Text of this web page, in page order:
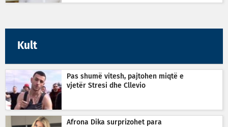
Kult
Pas shumë vitesh, pajtohen miqtë e
vjetër Stresi dhe Cllevio
Afrona Dika surprizohet para